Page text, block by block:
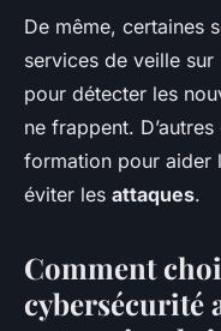
De même, certaines
services de veille
pour détecter les
ne frappent.
formation pour aider
éviter les attaques.
Comment
cybersécurité